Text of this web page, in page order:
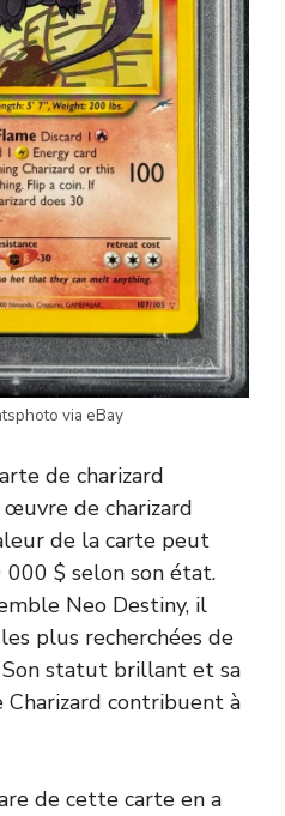
via eBay
de charizard
de charizard
de la carte peut
$ selon son état.
Neo Destiny, il
plus recherchées de
Son statut brillant et sa
contribuent à
de cette carte en a